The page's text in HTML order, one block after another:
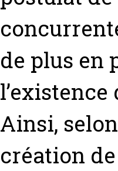
de plus en
Ainsi,
création